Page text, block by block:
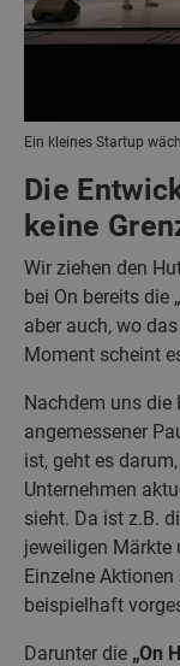
Ein kleines Startup
Die
keine
Wir ziehen den
bei On bereits die
aber auch, wo
Moment scheint
Nachdem uns die
angemessener
ist, geht es
Unternehmen
sieht. Da ist z.B.
jeweiligen Märkte
Einzelne
beispielhaft
Darunter die „On